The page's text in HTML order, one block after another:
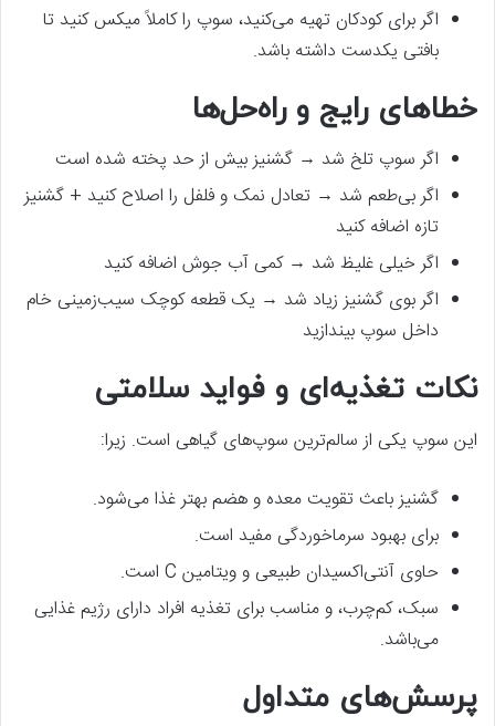
اگر برای کودکان تهیه می‌کنید، سوپ را کاملاً میکس کنید تا
بافتی یکدست داشته باشد.
خطاهای رایج و راه‌حل‌ها
اگر سوپ تلخ شد → گشنیز بیش از حد پخته شده است
اگر بی‌طعم شد → تعادل نمک و فلفل را اصلاح کنید + گشنیز
تازه اضافه کنید
اگر خیلی غلیظ شد → کمی آب جوش اضافه کنید
اگر بوی گشنیز زیاد شد → یک قطعه کوچک سیب‌زمینی خام
داخل سوپ بیندازید
نکات تغذیه‌ای و فواید سلامتی
این سوپ یکی از سالم‌ترین سوپ‌های گیاهی است. زیرا:
گشنیز باعث تقویت معده و هضم بهتر غذا می‌شود.
برای بهبود سرماخوردگی مفید است.
حاوی آنتی‌اکسیدان طبیعی و ویتامین C است.
سبک، کم‌چرب، و مناسب برای تغذیه افراد دارای رژیم غذایی
می‌باشد.
پرسش‌های متداول